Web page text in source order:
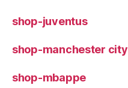
shop-juventus
shop-manchester city
shop-mbappe